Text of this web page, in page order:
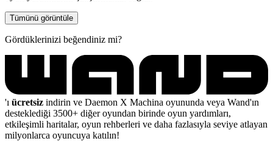
Tümünü görüntüle
Gördüklerinizi beğendiniz mi?
'ı ücretsiz indirin ve Daemon X Machina oyununda veya Wand'ın
desteklediği 3500+ diğer oyundan birinde oyun yardımları,
etkileşimli haritalar, oyun rehberleri ve daha fazlasıyla seviye atlayan
milyonlarca oyuncuya katılın!